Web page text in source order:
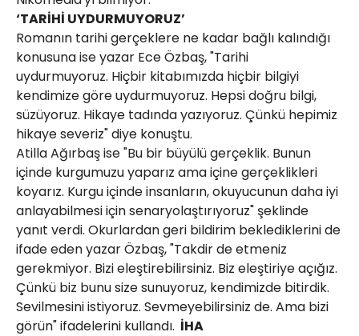
‘TARİHİ UYDURMUYORUZ’
Romanın tarihi gerçeklere ne kadar bağlı kalındığı
konusuna ise yazar Ece Özbaş, "Tarihi
uydurmuyoruz. Hiçbir kitabımızda hiçbir bilgiyi
kendimize göre uydurmuyoruz. Hepsi doğru bilgi,
süzüyoruz. Hikaye tadında yazıyoruz. Çünkü hepimiz
hikaye severiz" diye konuştu.
Atilla Ağırbaş ise "Bu bir büyülü gerçeklik. Bunun
içinde kurgumuzu yaparız ama içine gerçeklikleri
koyarız. Kurgu içinde insanların, okuyucunun daha iyi
anlayabilmesi için senaryolaştırıyoruz" şeklinde
yanıt verdi. Okurlardan geri bildirim beklediklerini de
ifade eden yazar Özbaş, "Takdir de etmeniz
gerekmiyor. Bizi eleştirebilirsiniz. Biz eleştiriye açığız.
Çünkü biz bunu size sunuyoruz, kendimizde bitirdik.
Sevilmesini istiyoruz. Sevmeyebilirsiniz de. Ama bizi
görün" ifadelerini kullandı. İHA